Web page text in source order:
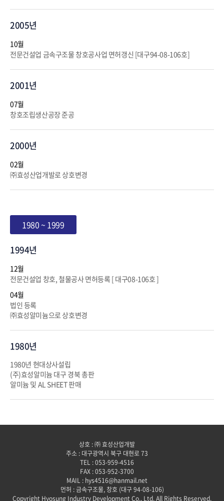
2005년
10월
전문건설업 금속구조물 창호공사업 면허갱신 [대구94-08-106호]
2001년
07월
창호조립생산공장 준공
2000년
02월
㈜효성산업개발로 상호변경
1980 ~ 1999
1994년
12월
전문건설업 창호, 철물공사 면허등록 [ 대구08-106호 ]
04월
법인 등록
㈜효성알미늄으로 상호변경
1980년
1980년 현대상사설립
(주)효성알미늄 대구 경북 총판
알미늄 및 AL SHEET 판매
상호 : ㈜ 효성산업개발
주소 : 대구광역시 북구 대현로 73
TEL : 053-959-4516
FAX : 053-952-3700
MAIL : hys4516@hanmail.net
먼허 : 금속구조물, 창호 (대구 94-08-106)
Copyright Hyosung Industry Development Co., Ltd. All Rights Reserved.